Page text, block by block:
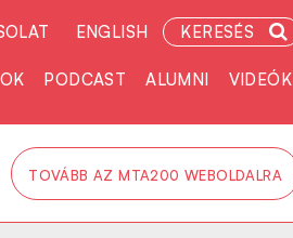
ENGLISH KERESÉS
PODCAST ALUMNI VIDEÓK
TOVÁBB AZ MTA200 WEBOLDALRA